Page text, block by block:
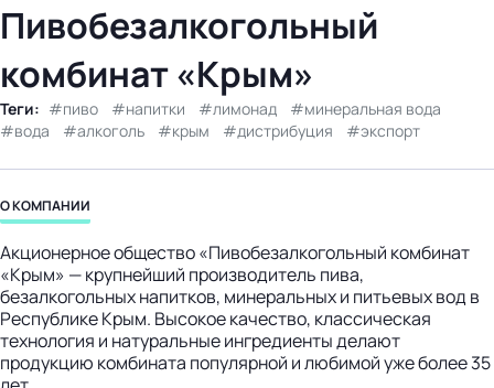
события
бизнес-центр
Пивобезалкогольный
комбинат «Крым»
Теги: пиво напитки лимонад
минеральная вода
вода
алкоголь крым дистрибуция экспорт
О КОМПАНИИ
Акционерное общество «Пивобезалкогольный комбинат
«Крым» — крупнейший производитель пива,
безалкогольных напитков, минеральных и питьевых вод в
Республике Крым. Высокое качество, классическая
технология и натуральные ингредиенты делают
продукцию комбината популярной и любимой уже более 35